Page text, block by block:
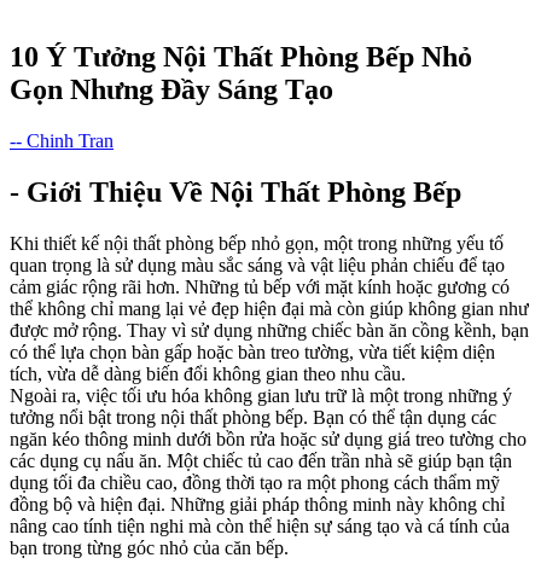
10 Ý Tưởng Nội Thất Phòng Bếp Nhỏ
Gọn Nhưng Đầy Sáng Tạo
-- Chinh Tran
- Giới Thiệu Về Nội Thất Phòng Bếp
Khi thiết kế nội thất phòng bếp nhỏ gọn, một trong những yếu tố
quan trọng là sử dụng màu sắc sáng và vật liệu phản chiếu để tạo
cảm giác rộng rãi hơn. Những tủ bếp với mặt kính hoặc gương có
thể không chỉ mang lại vẻ đẹp hiện đại mà còn giúp không gian như
được mở rộng. Thay vì sử dụng những chiếc bàn ăn cồng kềnh, bạn
có thể lựa chọn bàn gấp hoặc bàn treo tường, vừa tiết kiệm diện
tích, vừa dễ dàng biến đổi không gian theo nhu cầu.
Ngoài ra, việc tối ưu hóa không gian lưu trữ là một trong những ý
tưởng nổi bật trong nội thất phòng bếp. Bạn có thể tận dụng các
ngăn kéo thông minh dưới bồn rửa hoặc sử dụng giá treo tường cho
các dụng cụ nấu ăn. Một chiếc tủ cao đến trần nhà sẽ giúp bạn tận
dụng tối đa chiều cao, đồng thời tạo ra một phong cách thẩm mỹ
đồng bộ và hiện đại. Những giải pháp thông minh này không chỉ
nâng cao tính tiện nghi mà còn thể hiện sự sáng tạo và cá tính của
bạn trong từng góc nhỏ của căn bếp.